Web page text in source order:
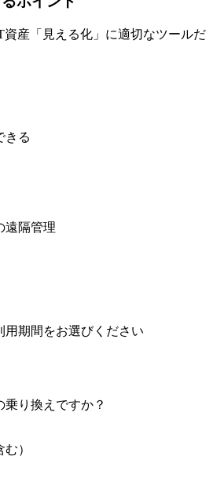
産「見える化」に適切なツールだ
きる
遠隔管理
用期間をお選びください
り換えですか？
）